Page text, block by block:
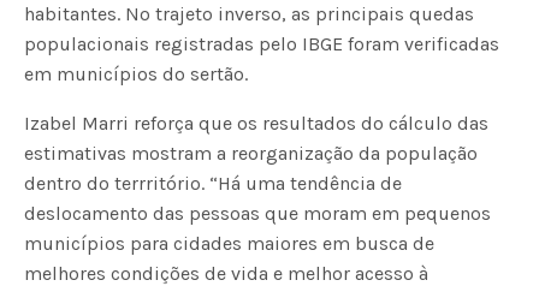
habitantes. No trajeto inverso, as principais quedas
populacionais registradas pelo IBGE foram verificadas
em municípios do sertão.
Izabel Marri reforça que os resultados do cálculo das
estimativas mostram a reorganização da população
dentro do terrritório. “Há uma tendência de
deslocamento das pessoas que moram em pequenos
municípios para cidades maiores em busca de
melhores condições de vida e melhor acesso à